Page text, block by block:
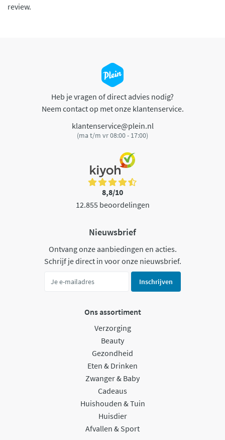
review.
Heb je vragen of direct advies nodig?
Neem contact op met onze klantenservice.
klantenservice@plein.nl
(ma t/m vr 08:00 - 17:00)
8,8/10
12.855 beoordelingen
Nieuwsbrief
Ontvang onze aanbiedingen en acties.
Schrijf je direct in voor onze nieuwsbrief.
Inschrijven
Ons assortiment
Verzorging
Beauty
Gezondheid
Eten & Drinken
Zwanger & Baby
Cadeaus
Huishouden & Tuin
Huisdier
Afvallen & Sport